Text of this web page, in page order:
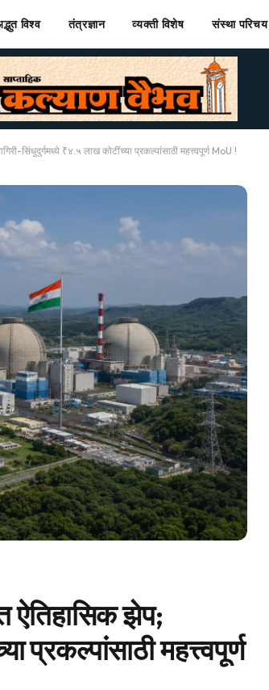
विश्व तंत्रज्ञान व्यक्ती विशेष संस्था परिचय
सिंधुदुर्गमध्ये ₹४.५ लाख कोटींच्या प्रकल्पांसाठी महत्त्वपूर्ण MoU !
ऐतिहासिक झेप;
प्रकल्पांसाठी महत्त्वपूर्ण